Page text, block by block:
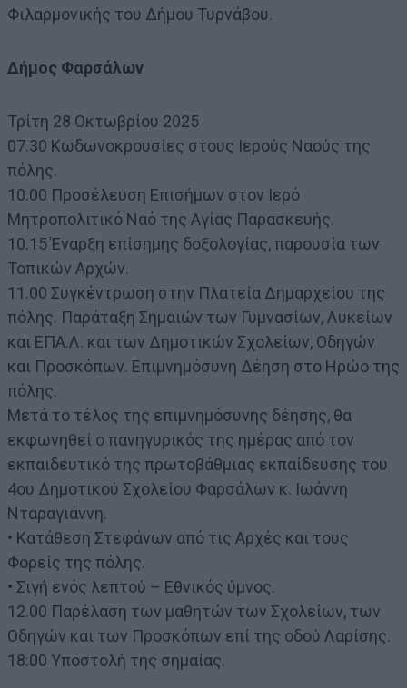
Φιλαρμονικής του Δήμου Τυρνάβου.
Δήμος Φαρσάλων
Τρίτη 28 Οκτωβρίου 2025
07.30 Κωδωνοκρουσίες στους Ιερούς Ναούς της
πόλης.
10.00 Προσέλευση Επισήμων στον Ιερό
Μητροπολιτικό Ναό της Αγίας Παρασκευής.
10.15 Έναρξη επίσημης δοξολογίας, παρουσία των
Τοπικών Αρχών.
11.00 Συγκέντρωση στην Πλατεία Δημαρχείου της
πόλης. Παράταξη Σημαιών των Γυμνασίων, Λυκείων
και ΕΠΑ.Λ. και των Δημοτικών Σχολείων, Οδηγών
και Προσκόπων. Επιμνημόσυνη Δέηση στο Ηρώο της
πόλης.
Μετά το τέλος της επιμνημόσυνης δέησης, θα
εκφωνηθεί ο πανηγυρικός της ημέρας από τον
εκπαιδευτικό της πρωτοβάθμιας εκπαίδευσης του
4ου Δημοτικού Σχολείου Φαρσάλων κ. Ιωάννη
Νταραγιάννη.
• Κατάθεση Στεφάνων από τις Αρχές και τους
Φορείς της πόλης.
• Σιγή ενός λεπτού – Εθνικός ύμνος.
12.00 Παρέλαση των μαθητών των Σχολείων, των
Οδηγών και των Προσκόπων επί της οδού Λαρίσης.
18:00 Υποστολή της σημαίας.